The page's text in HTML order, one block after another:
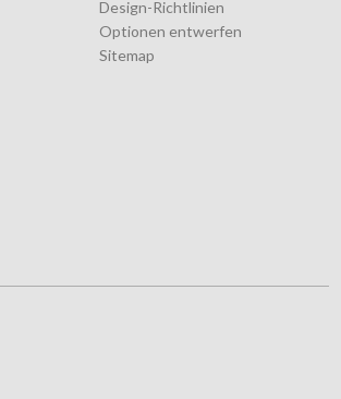
Design-Richtlinien
Optionen entwerfen
Sitemap